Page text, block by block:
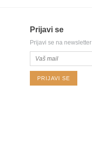
Prijavi se
Prijavi se na newsletter
PRIJAVI SE